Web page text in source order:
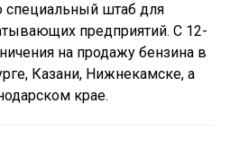
специальный штаб для
предприятий. С 12-
на продажу бензина в
Казани, Нижнекамске, а
крае.